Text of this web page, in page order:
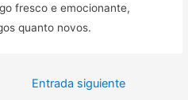
fresco e emocionante,
quanto novos.
Entrada siguiente